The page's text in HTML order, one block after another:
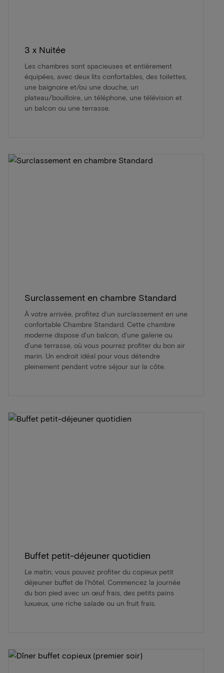
3 x Nuitée
Les chambres sont spacieuses et entièrement
équipées, avec deux lits confortables, des toilettes,
une baignoire et/ou une douche, un
plateau/bouilloire, un téléphone, une télévision et
un balcon ou une terrasse.
Surclassement en chambre Standard
À votre arrivée, profitez d'un surclassement en une
confortable Chambre Standard. Cette chambre
moderne dispose d'un balcon, d'une galerie ou
d'une terrasse, où vous pourrez profiter du bon air
marin. Un endroit idéal pour vous détendre
pleinement pendant votre séjour sur la côte.
Buffet petit-déjeuner quotidien
Le matin, vous pouvez profiter du copieux petit
déjeuner buffet de l'hôtel. Commencez la journée
du bon pied avec un œuf frais, des petits pains
luxueux, une riche salade ou un fruit frais.